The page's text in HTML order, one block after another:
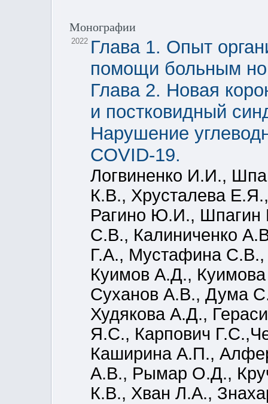
Монографии
2022 Глава 1. Опыт
помощи больным
Глава 2. Новая
и постковидный
Нарушение
COVID-19.
Логвиненко И.И.,
К.В., Хрусталева
Рагино Ю.И., Шпагин
С.В., Калиниченко
Г.А., Мустафина
Куимов А.Д.,
Суханов А.В., Дума
Худякова А.Д.,
Я.С., Карпович
Каширина А.П.,
А.В., Рымар О.Д.,
К.В., Хван Л.А.,